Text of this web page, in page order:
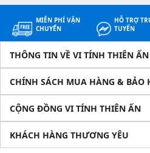
MIỄN PHÍ VẬN
CHUYỂN
HỖ TRỢ
TUYẾN
THÔNG TIN VỀ VI TÍNH THIÊN ẤN
CHÍNH SÁCH MUA HÀNG & BẢO
CỘNG ĐỒNG VI TÍNH THIÊN ẤN
KHÁCH HÀNG THƯƠNG YÊU